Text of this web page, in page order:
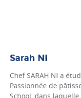
Sarah Ni
Chef SARAH NI a
Passionnée de
School, dans